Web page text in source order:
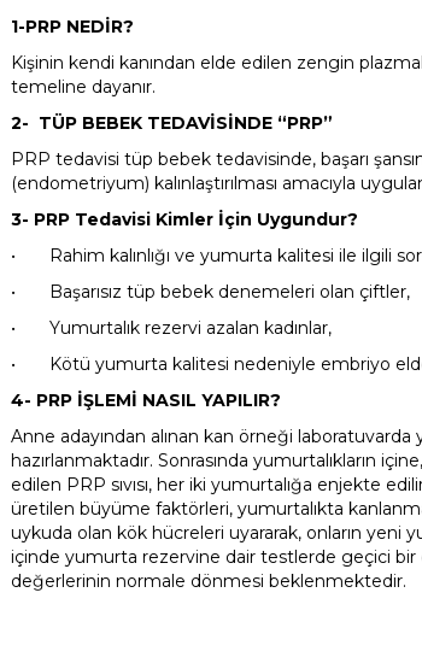
1-PRP NEDİR?
Kişinin kendi kanından elde edilen zengin
temeline dayanır.
2- TÜP BEBEK TEDAVİSİNDE “PRP”
PRP tedavisi tüp bebek tedavisinde, başarı
(endometriyum) kalınlaştırılması amacıyla
3- PRP Tedavisi Kimler İçin Uygundur?
•
Rahim kalınlığı ve yumurta kalitesi ile ilgili
•
Başarısız tüp bebek denemeleri olan çiftler,
•
Yumurtalık rezervi azalan kadınlar,
•
Kötü yumurta kalitesi nedeniyle embriyo
4- PRP İŞLEMİ NASIL YAPILIR?
Anne adayından alınan kan örneği laboratuvarda
hazırlanmaktadır. Sonrasında yumurtalıkların
edilen PRP sıvısı, her iki yumurtalığa enjekte
üretilen büyüme faktörleri, yumurtalıkta
uykuda olan kök hücreleri uyararak, onların
içinde yumurta rezervine dair testlerde geçici bir
değerlerinin normale dönmesi beklenmektedir.